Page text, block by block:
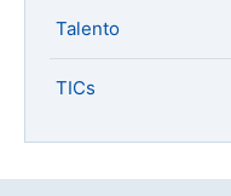
Talento
TICs